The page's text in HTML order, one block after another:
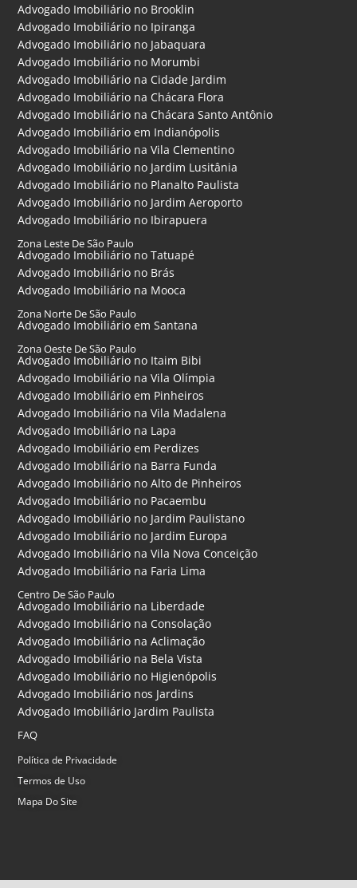
Advogado Imobiliário no Brooklin
Advogado Imobiliário no Ipiranga
Advogado Imobiliário no Jabaquara
Advogado Imobiliário no Morumbi
Advogado Imobiliário na Cidade Jardim
Advogado Imobiliário na Chácara Flora
Advogado Imobiliário na Chácara Santo Antônio
Advogado Imobiliário em Indianópolis
Advogado Imobiliário na Vila Clementino
Advogado Imobiliário no Jardim Lusitânia
Advogado Imobiliário no Planalto Paulista
Advogado Imobiliário no Jardim Aeroporto
Advogado Imobiliário no Ibirapuera
Zona Leste De São Paulo
Advogado Imobiliário no Tatuapé
Advogado Imobiliário no Brás
Advogado Imobiliário na Mooca
Zona Norte De São Paulo
Advogado Imobiliário em Santana
Zona Oeste De São Paulo
Advogado Imobiliário no Itaim Bibi
Advogado Imobiliário na Vila Olímpia
Advogado Imobiliário em Pinheiros
Advogado Imobiliário na Vila Madalena
Advogado Imobiliário na Lapa
Advogado Imobiliário em Perdizes
Advogado Imobiliário na Barra Funda
Advogado Imobiliário no Alto de Pinheiros
Advogado Imobiliário no Pacaembu
Advogado Imobiliário no Jardim Paulistano
Advogado Imobiliário no Jardim Europa
Advogado Imobiliário na Vila Nova Conceição
Advogado Imobiliário na Faria Lima
Centro De São Paulo
Advogado Imobiliário na Liberdade
Advogado Imobiliário na Consolação
Advogado Imobiliário na Aclimação
Advogado Imobiliário na Bela Vista
Advogado Imobiliário no Higienópolis
Advogado Imobiliário nos Jardins
Advogado Imobiliário Jardim Paulista
FAQ
Política de Privacidade
Termos de Uso
Mapa Do Site